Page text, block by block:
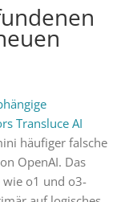
Transluce AI
häufiger falsche
OpenAI. Das
o1 und o3-